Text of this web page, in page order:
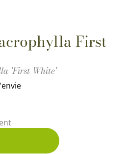
First
'First White'